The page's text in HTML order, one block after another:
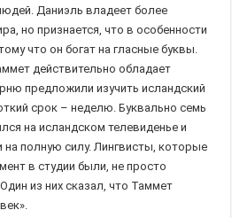
Даниэль владеет более
но признается, что в особенности
что он богат на гласные буквы.
действительно обладает
предложили изучить исландский
срок – неделю. Буквально семь
на исландском телевиденье и
на полную силу. Лингвисты, которые
в студии были, не просто
из них сказал, что Таммет